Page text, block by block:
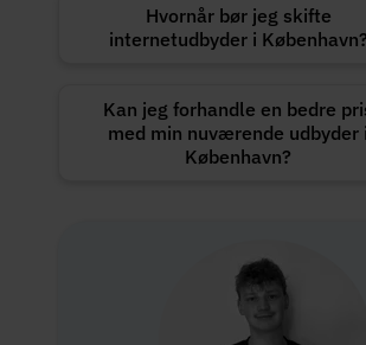
Hvornår bør jeg skifte
internetudbyder i København?
Kan jeg forhandle en bedre
med min nuværende udbyder i
København?